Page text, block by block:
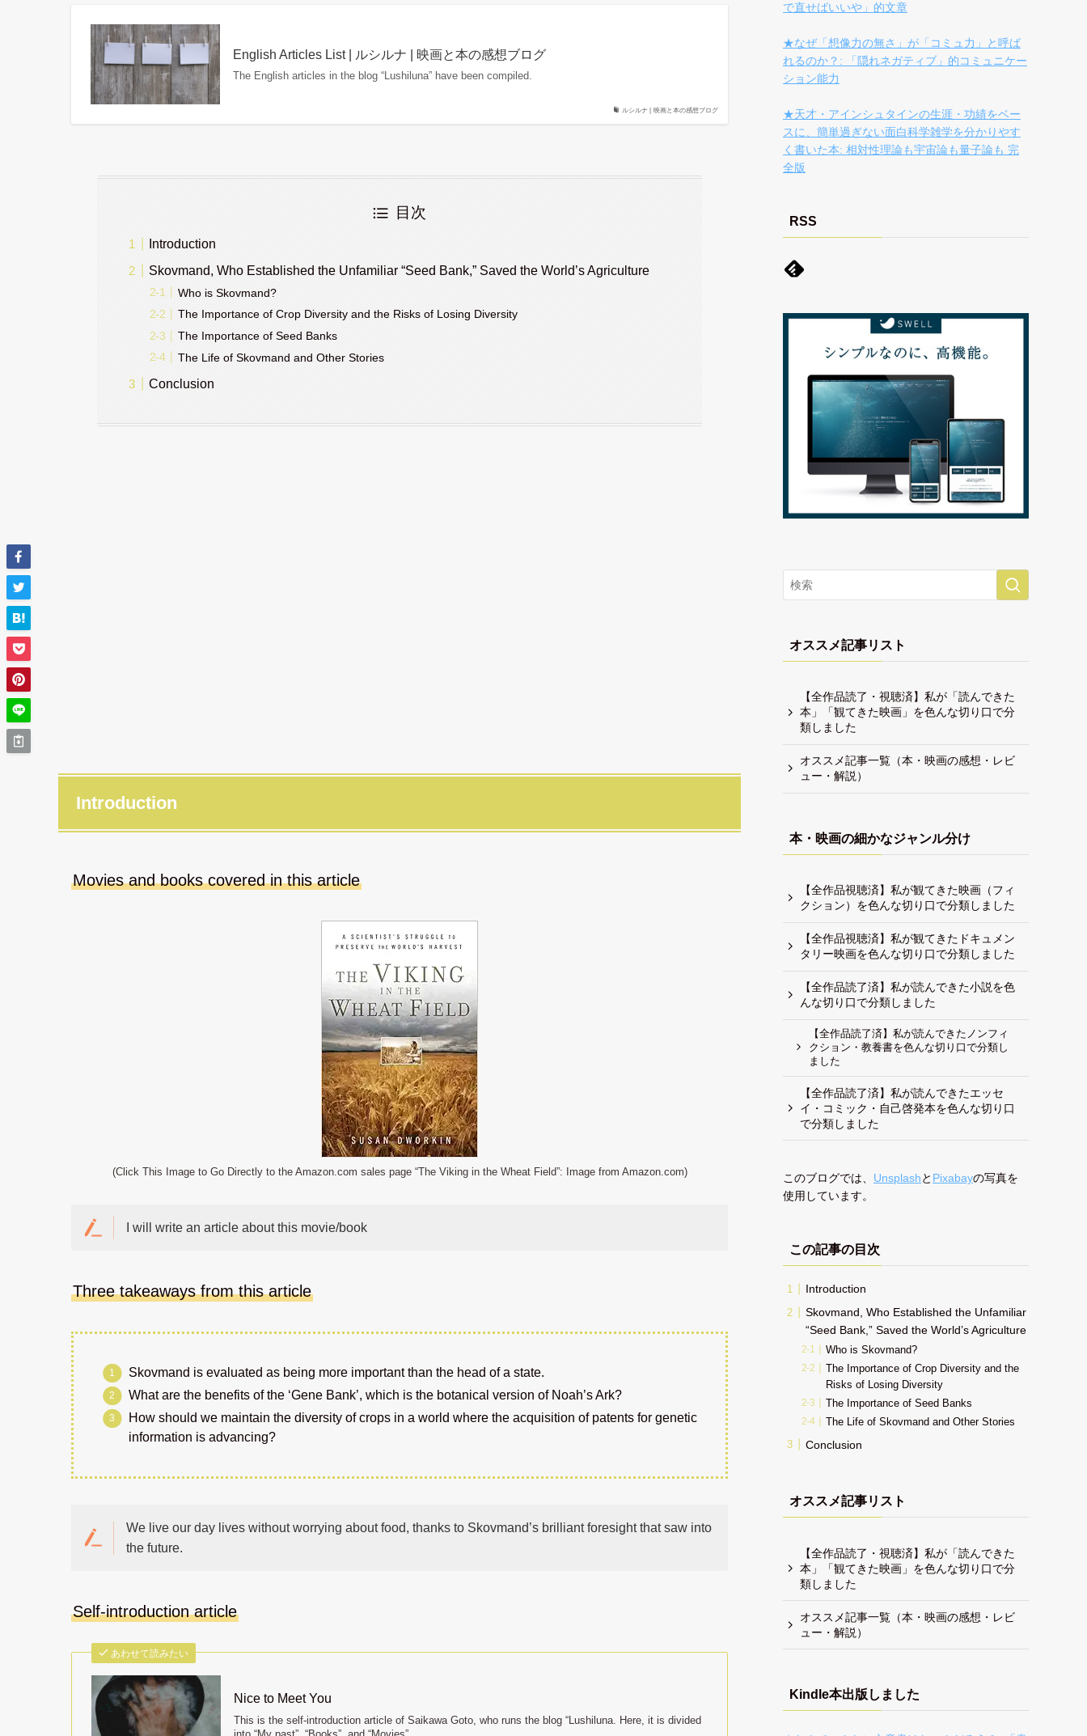
ルシルナ | 映画と本の感想ブログ
English Articles List | ルシルナ | 映画と本の感想ブログ
The English articles in the blog “Lushiluna” have been compiled.
目次
Introduction
Skovmand, Who Established the Unfamiliar “Seed Bank,” Saved the World’s Agriculture
Who is Skovmand?
The Importance of Crop Diversity and the Risks of Losing Diversity
The Importance of Seed Banks
The Life of Skovmand and Other Stories
Conclusion
Introduction
Movies and books covered in this article
(Click This Image to Go Directly to the Amazon.com sales page “The Viking in the Wheat Field”: Image from Amazon.com)
I will write an article about this movie/book
Three takeaways from this article
Skovmand is evaluated as being more important than the head of a state.
What are the benefits of the ‘Gene Bank’, which is the botanical version of Noah’s Ark?
How should we maintain the diversity of crops in a world where the acquisition of patents for genetic
information is advancing?
We live our day lives without worrying about food, thanks to Skovmand’s brilliant foresight that saw into
the future.
Self-introduction article
あわせて読みたい
Nice to Meet You
This is the self-introduction article of Saikawa Goto, who runs the blog “Lushiluna. Here, it is divided
で直せばいいや」的文章
★なぜ「想像力の無さ」が「コミュ力」と呼ば
れるのか？: 「隠れネガティブ」的コミュニケー
ション能力
★天才・アインシュタインの生涯・功績をベー
スに、簡単過ぎない面白科学雑学を分かりやす
く書いた本: 相対性理論も宇宙論も量子論も 完
全版
RSS
オススメ記事リスト
【全作品読了・視聴済】私が「読んできた
本」「観てきた映画」を色んな切り口で分
類しました
オススメ記事一覧（本・映画の感想・レビ
ュー・解説）
本・映画の細かなジャンル分け
【全作品視聴済】私が観てきた映画（フィ
クション）を色んな切り口で分類しました
【全作品視聴済】私が観てきたドキュメン
タリー映画を色んな切り口で分類しました
【全作品読了済】私が読んできた小説を色
んな切り口で分類しました
【全作品読了済】私が読んできたノンフィ
クション・教養書を色んな切り口で分類し
ました
【全作品読了済】私が読んできたエッセ
イ・コミック・自己啓発本を色んな切り口
で分類しました
このブログでは、 Unsplashと Pixabayの写真を
使用しています。
この記事の目次
Introduction
Skovmand, Who Established the Unfamiliar
“Seed Bank,” Saved the World’s Agriculture
Who is Skovmand?
The Importance of Crop Diversity and the
Risks of Losing Diversity
The Importance of Seed Banks
The Life of Skovmand and Other Stories
Conclusion
オススメ記事リスト
【全作品読了・視聴済】私が「読んできた
本」「観てきた映画」を色んな切り口で分
類しました
オススメ記事一覧（本・映画の感想・レビ
ュー・解説）
Kindle本出版しました